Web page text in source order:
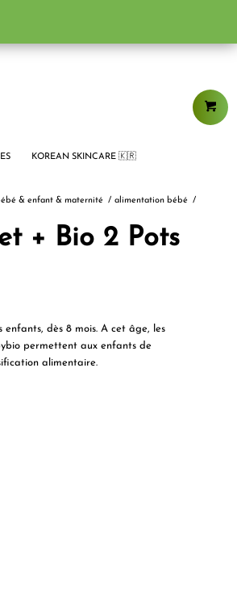
KOREAN SKINCARE 🇰🇷
& enfant & maternité / alimentation bébé /
+ Bio 2 Pots
dès 8 mois. A cet âge, les
permettent aux enfants de
alimentaire.